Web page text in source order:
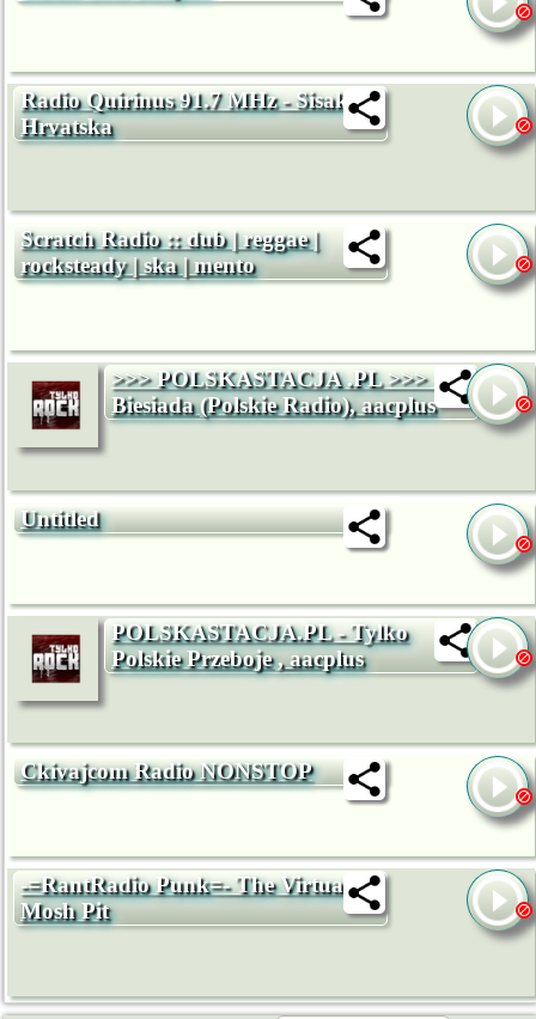
Radio Quirinus 91.7 MHz - Sisak -
Hrvatska
Scratch Radio :: dub | reggae |
rocksteady | ska | mento
>>> POLSKASTACJA .PL >>> -
Biesiada (Polskie Radio), aacplus
Untitled
POLSKASTACJA.PL - Tylko
Polskie Przeboje , aacplus
Ckivajcom Radio NONSTOP
-=RantRadio Punk=- The Virtual
Mosh Pit